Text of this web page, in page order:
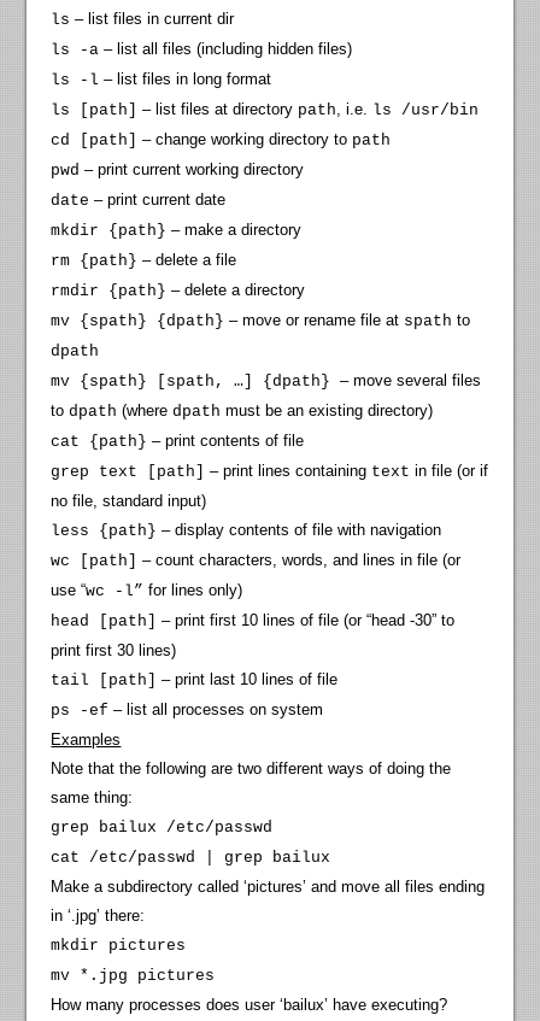
ls – list files in current dir
ls -a – list all files (including hidden files)
ls -l – list files in long format
ls [path]
– list files at directory path, i.e. ls /usr/bin
cd [path]
– change working directory to path
pwd – print current working directory
date – print current date
mkdir {path} – make a directory
rm {path} – delete a file
rmdir {path} – delete a directory
mv {spath} {dpath} – move or rename file at spath to
dpath
mv {spath} [spath, …] {dpath}– move several files
todpath (wheredpath must be an existing directory)
cat {path} – print contents of file
grep text [path]
– print lines containing text in file (or if
no file, standard input)
less {path} – display contents of file with navigation
wc [path]
– count characters, words, and lines in file (or
use “wc -l” for lines only)
head [path]
– print first 10 lines of file (or “head -30” to
print first 30 lines)
tail [path]
– print last 10 lines of file
ps -ef – list all processes on system
Examples
Note that the following are two different ways of doing the
same thing:
grep bailux /etc/passwd
cat /etc/passwd | grep bailux
Make a subdirectory called ‘pictures’ and move all files ending
in ‘.jpg’ there:
mkdir pictures
mv *.jpg pictures
How many processes does user ‘bailux’ have executing?